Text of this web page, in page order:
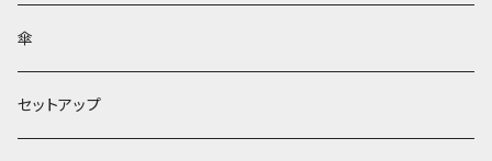
傘
セットアップ